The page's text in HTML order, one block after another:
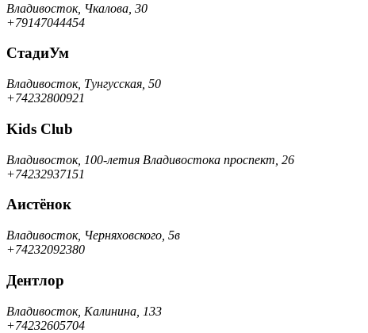
Владивосток, Чкалова, 30
+79147044454
СтадиУм
Владивосток, Тунгусская, 50
+74232800921
Kids Club
Владивосток, 100-летия Владивостока проспект, 26
+74232937151
Аистёнок
Владивосток, Черняховского, 5в
+74232092380
Дентлор
Владивосток, Калинина, 133
+74232605704